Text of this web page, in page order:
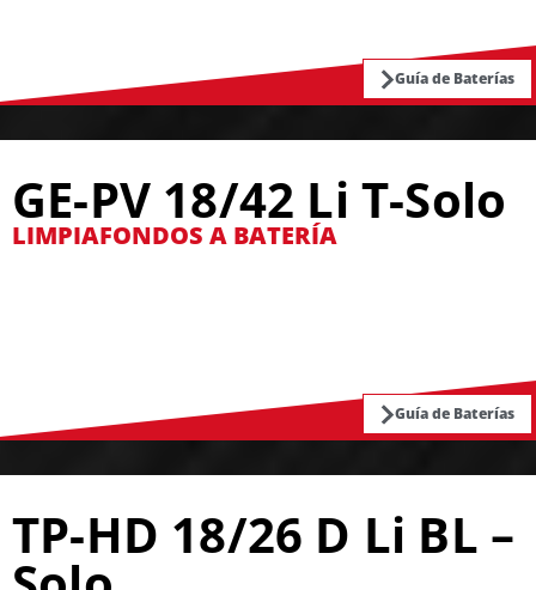
Guía de Baterías
GE-PV 18/42 Li T-Solo
LIMPIAFONDOS A BATERÍA
Guía de Baterías
TP-HD 18/26 D Li BL –